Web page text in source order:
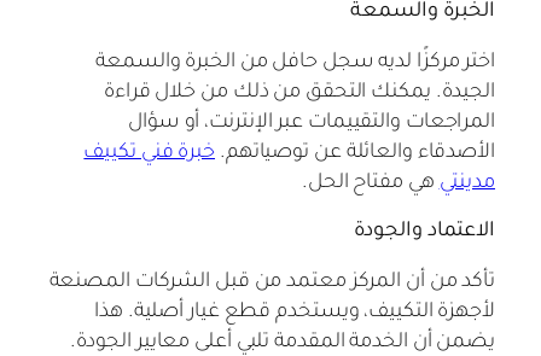
الخبرة والسمعة
اختر مركزًا لديه سجل حافل من الخبرة والسمعة
الجيدة. يمكنك التحقق من ذلك من خلال قراءة
المراجعات والتقييمات عبر الإنترنت، أو سؤال
الأصدقاء والعائلة عن توصياتهم. خبرة فني تكييف
مدينتيهي مفتاح الحل.
الاعتماد والجودة
تأكد من أن المركز معتمد من قبل الشركات المصنعة
لأجهزة التكييف، ويستخدم قطع غيار أصلية. هذا
يضمن أن الخدمة المقدمة تلبي أعلى معايير الجودة.